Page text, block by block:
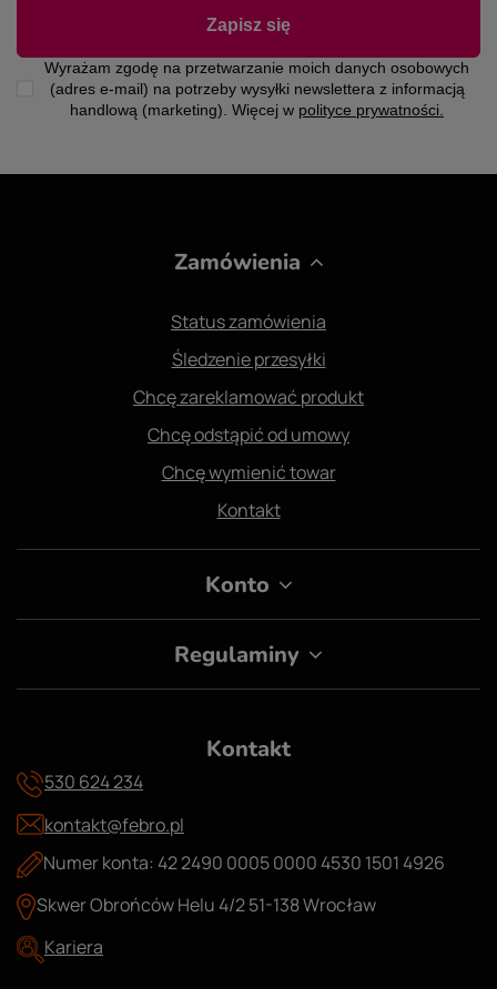
Wyrażam zgodę na przetwarzanie moich danych osobowych
(adres e-mail) na potrzeby wysyłki newslettera z informacją
handlową (marketing). Więcej w polityce prywatności.
Zapisz się
Zamówienia
Status zamówienia
Śledzenie przesyłki
Chcę zareklamować produkt
Chcę odstąpić od umowy
Chcę wymienić towar
Kontakt
Konto
Regulaminy
Kontakt
530 624 234
kontakt@febro.pl
Numer konta: 42 2490 0005 0000 4530 1501 4926
Skwer Obrońców Helu 4/2 51-138 Wrocław
Kariera